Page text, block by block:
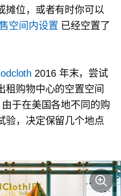
摊位，或者有时你可以
空间内设置 已经空置了
2016 年末，尝试
租购物中心的空置空间
由于在美国各地不同的购
验，决定保留几个地点